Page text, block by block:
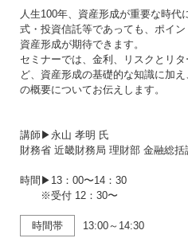
人生100年、資産形成が重要な時代
式・投資信託等であっても、ポイ
資産形成が期待できます。
セミナーでは、金利、リスクとリ
ど、資産形成の基礎的な知識に加
の概要についてお伝えします。
講師▶永山 孝明 氏
財務省 近畿財務局 理財部 金融総括
時間▶13：00〜14：30
※受付 12：30〜
時間帯 13:00～14:30